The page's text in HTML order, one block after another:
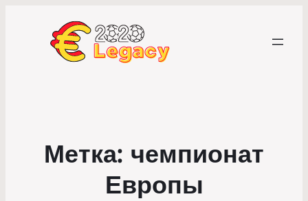
Метка: чемпионат
Европы